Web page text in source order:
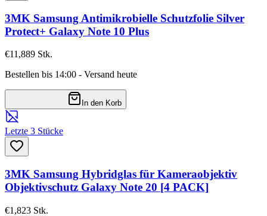
3MK Samsung Antimikrobielle Schutzfolie Silver
Protect+ Galaxy Note 10 Plus
€11,889 Stk.
Bestellen bis 14:00 - Versand heute
In den Korb
Letzte 3 Stücke
3MK Samsung Hybridglas für Kameraobjektiv
Objektivschutz Galaxy Note 20 [4 PACK]
€1,823 Stk.